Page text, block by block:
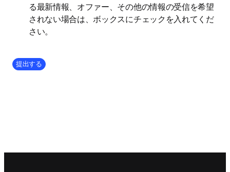
る最新情報、オファー、その他の情報の受信を希望
されない場合は、ボックスにチェックを入れてくだ
さい。
Company Division
提出する